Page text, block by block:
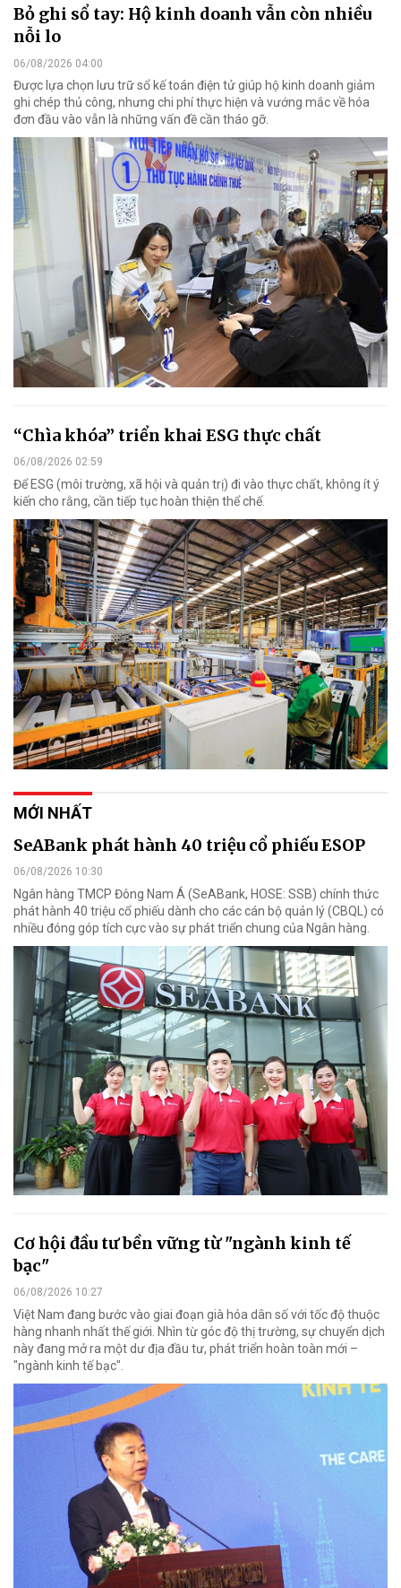
Bỏ ghi sổ tay: Hộ kinh doanh vẫn còn nhiều
nỗi lo
06/08/2026 04:00
Được lựa chọn lưu trữ sổ kế toán điện tử giúp hộ kinh doanh giảm
ghi chép thủ công, nhưng chi phí thực hiện và vướng mắc về hóa
đơn đầu vào vẫn là những vấn đề cần tháo gỡ.
“Chìa khóa” triển khai ESG thực chất
06/08/2026 02:59
Để ESG (môi trường, xã hội và quản trị) đi vào thực chất, không ít ý
kiến cho rằng, cần tiếp tục hoàn thiện thể chế.
MỚI NHẤT
SeABank phát hành 40 triệu cổ phiếu ESOP
06/08/2026 10:30
Ngân hàng TMCP Đông Nam Á (SeABank, HOSE: SSB) chính thức
phát hành 40 triệu cổ phiếu dành cho các cán bộ quản lý (CBQL) có
nhiều đóng góp tích cực vào sự phát triển chung của Ngân hàng.
Cơ hội đầu tư bền vững từ "ngành kinh tế
bạc"
06/08/2026 10:27
Việt Nam đang bước vào giai đoạn già hóa dân số với tốc độ thuộc
hàng nhanh nhất thế giới. Nhìn từ góc độ thị trường, sự chuyển dịch
này đang mở ra một dư địa đầu tư, phát triển hoàn toàn mới –
"ngành kinh tế bạc".